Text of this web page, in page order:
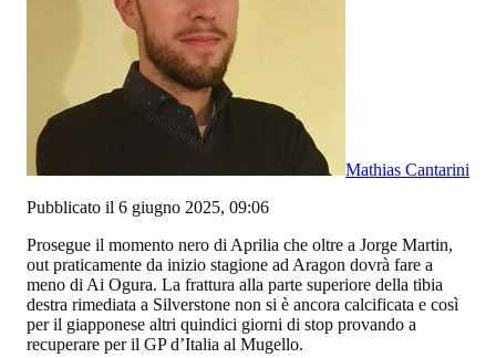
Mathias Cantarini
Pubblicato il 6 giugno 2025, 09:06
Prosegue il momento nero di Aprilia che oltre a Jorge Martin,
out praticamente da inizio stagione ad Aragon dovrà fare a
meno di Ai Ogura. La frattura alla parte superiore della tibia
destra rimediata a Silverstone non si è ancora calcificata e così
per il giapponese altri quindici giorni di stop provando a
recuperare per il GP d’Italia al Mugello.